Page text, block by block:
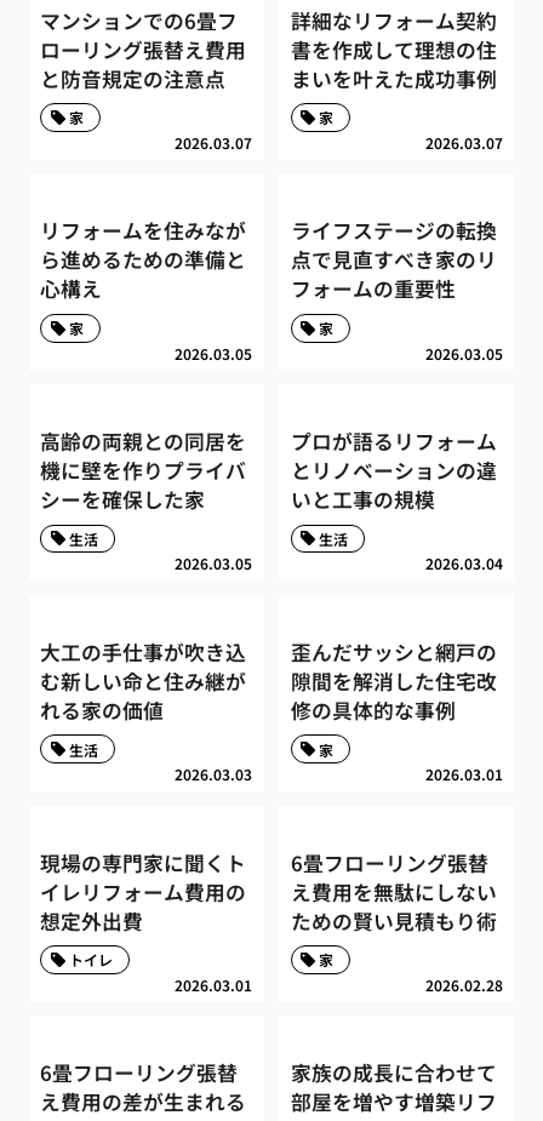
マンションでの6畳フ
ローリング張替え費用
と防音規定の注意点
2026.03.07
家
詳細なリフォーム契約
書を作成して理想の住
まいを叶えた成功事例
2026.03.07
家
リフォームを住みなが
ら進めるための準備と
心構え
2026.03.05
家
ライフステージの転換
点で見直すべき家のリ
フォームの重要性
2026.03.05
家
高齢の両親との同居を
機に壁を作りプライバ
シーを確保した家
2026.03.05
生活
プロが語るリフォーム
とリノベーションの違
いと工事の規模
2026.03.04
生活
大工の手仕事が吹き込
む新しい命と住み継が
れる家の価値
2026.03.03
生活
歪んだサッシと網戸の
隙間を解消した住宅改
修の具体的な事例
2026.03.01
家
現場の専門家に聞くト
イレリフォーム費用の
想定外出費
2026.03.01
トイレ
6畳フローリング張替
え費用を無駄にしない
ための賢い見積もり術
2026.02.28
家
6畳フローリング張替
え費用の差が生まれる
家族の成長に合わせて
部屋を増やす増築リフ